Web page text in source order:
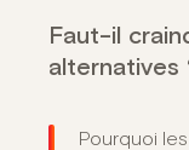
Faut-il
alternatives
Pourquoi